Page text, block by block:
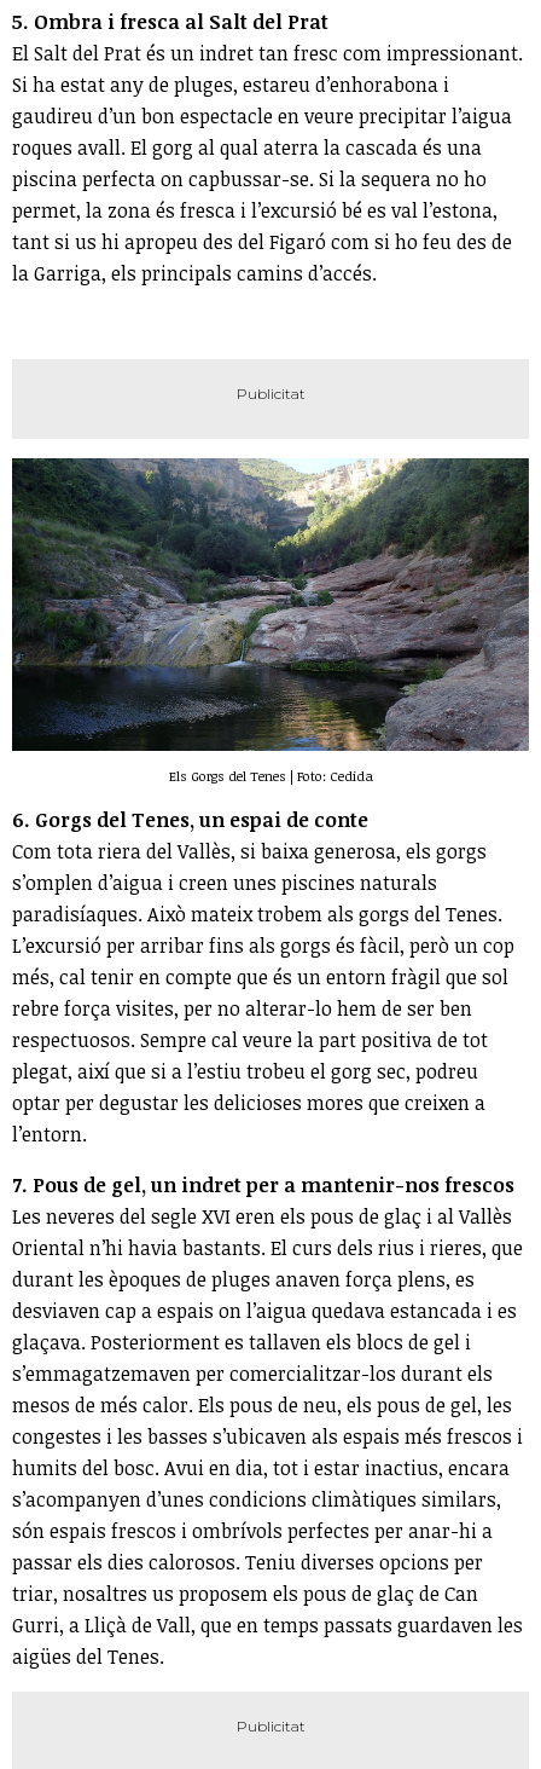
5. Ombra i fresca al Salt del Prat
El Salt del Prat és un indret tan fresc com impressionant.
Si ha estat any de pluges, estareu d’enhorabona i
gaudireu d’un bon espectacle en veure precipitar l’aigua
roques avall. El gorg al qual aterra la cascada és una
piscina perfecta on capbussar-se. Si la sequera no ho
permet, la zona és fresca i l’excursió bé es val l’estona,
tant si us hi apropeu des del Figaró com si ho feu des de
la Garriga, els principals camins d’accés.
Els Gorgs del Tenes | Foto: Cedida
6. Gorgs del Tenes, un espai de conte
Com tota riera del Vallès, si baixa generosa, els gorgs
s’omplen d’aigua i creen unes piscines naturals
paradisíaques. Això mateix trobem als gorgs del Tenes.
L’excursió per arribar fins als gorgs és fàcil, però un cop
més, cal tenir en compte que és un entorn fràgil que sol
rebre força visites, per no alterar-lo hem de ser ben
respectuosos. Sempre cal veure la part positiva de tot
plegat, així que si a l’estiu trobeu el gorg sec, podreu
optar per degustar les delicioses mores que creixen a
l’entorn.
7. Pous de gel, un indret per a mantenir-nos frescos
Les neveres del segle XVI eren els pous de glaç i al Vallès
Oriental n’hi havia bastants. El curs dels rius i rieres, que
durant les èpoques de pluges anaven força plens, es
desviaven cap a espais on l’aigua quedava estancada i es
glaçava. Posteriorment es tallaven els blocs de gel i
s’emmagatzemaven per comercialitzar-los durant els
mesos de més calor. Els pous de neu, els pous de gel, les
congestes i les basses s’ubicaven als espais més frescos i
humits del bosc. Avui en dia, tot i estar inactius, encara
s’acompanyen d’unes condicions climàtiques similars,
són espais frescos i ombrívols perfectes per anar-hi a
passar els dies calorosos. Teniu diverses opcions per
triar, nosaltres us proposem els pous de glaç de Can
Gurri, a Lliçà de Vall, que en temps passats guardaven les
aigües del Tenes.